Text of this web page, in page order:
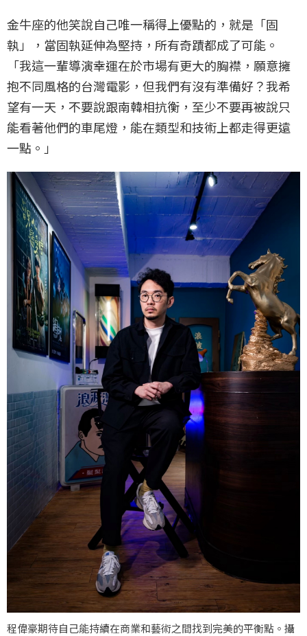
金牛座的他笑說自己唯一稱得上優點的，就是「固
執」，當固執延伸為堅持，所有奇蹟都成了可能。
「我這一輩導演幸運在於市場有更大的胸襟，願意擁
抱不同風格的台灣電影，但我們有沒有準備好？我希
望有一天，不要說跟南韓相抗衡，至少不要再被說只
能看著他們的車尾燈，能在類型和技術上都走得更遠
一點。」
程偉豪期待自己能持續在商業和藝術之間找到完美的平衡點。攝